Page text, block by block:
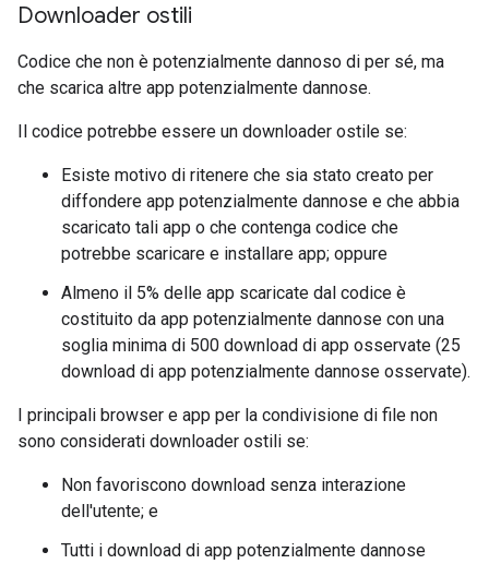
Downloader ostili
Codice che non è potenzialmente dannoso di per sé, ma
che scarica altre app potenzialmente dannose.
Il codice potrebbe essere un downloader ostile se:
Esiste motivo di ritenere che sia stato creato per
diffondere app potenzialmente dannose e che abbia
scaricato tali app o che contenga codice che
potrebbe scaricare e installare app; oppure
Almeno il 5% delle app scaricate dal codice è
costituito da app potenzialmente dannose con una
soglia minima di 500 download di app osservate (25
download di app potenzialmente dannose osservate).
I principali browser e app per la condivisione di file non
sono considerati downloader ostili se:
Non favoriscono download senza interazione
dell'utente; e
Tutti i download di app potenzialmente dannose